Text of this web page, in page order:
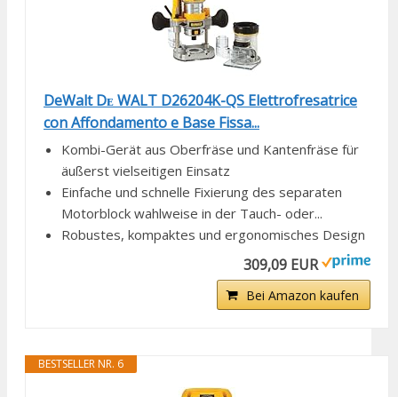
DeWalt Dᴇ WALT D26204K-QS Elettrofresatrice
con Affondamento e Base Fissa...
Kombi-Gerät aus Oberfräse und Kantenfräse für
äußerst vielseitigen Einsatz
Einfache und schnelle Fixierung des separaten
Motorblock wahlweise in der Tauch- oder...
Robustes, kompaktes und ergonomisches Design
309,09 EUR
Bei Amazon kaufen
BESTSELLER NR. 6